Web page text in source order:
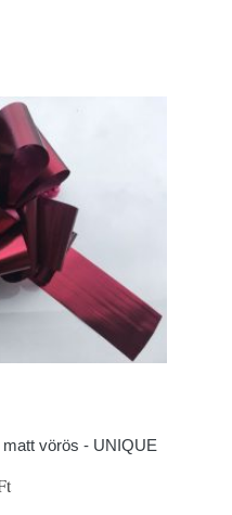
vörös - UNIQUE